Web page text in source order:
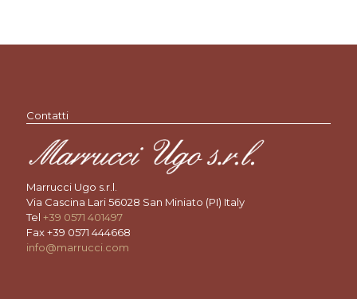
Contatti
Marrucci Ugo s.r.l.
Via Cascina Lari 56028 San Miniato (PI) Italy
Tel +39 0571 401497
Fax +39 0571 444668
info@marrucci.com